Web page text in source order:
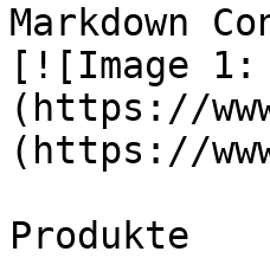
Markdown
[![Image 1:
(https://
(https://
Produkte